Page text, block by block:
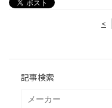
<
記事検索